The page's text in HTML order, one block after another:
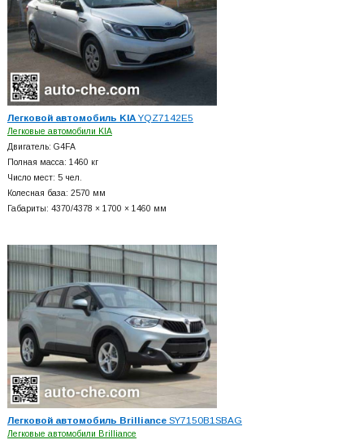
Легковой автомобиль KIAYQZ7142E5
Легковые автомобили KIA
Двигатель: G4FA
Полная масса: 1460 кг
Число мест: 5 чел.
Колесная база: 2570 мм
Габариты: 4370/4378 × 1700 × 1460 мм
Легковой автомобиль BrillianceSY7150B1SBAG
Легковые автомобили Brilliance